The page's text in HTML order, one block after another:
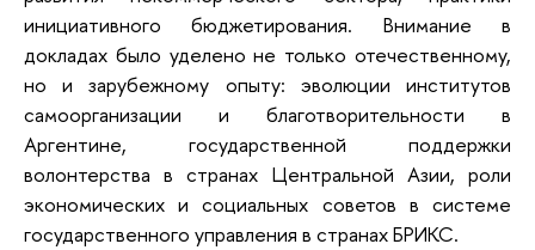
инициативного бюджетирования. Внимание в
докладах было уделено не только отечественному,
но и зарубежному опыту: эволюции институтов
самоорганизации и благотворительности в
Аргентине, государственной поддержки
волонтерства в странах Центральной Азии, роли
экономических и социальных советов в системе
государственного управления в странах БРИКС.